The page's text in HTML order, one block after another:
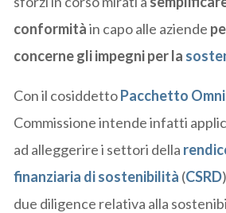
conformitàin capo alle aziende
concerne gli impegni per la
Con il cosiddettoPacchetto
Commissione intende infatti
ad alleggerire i settori della
finanziaria di sostenibilità (CSRD
due diligence relativa alla